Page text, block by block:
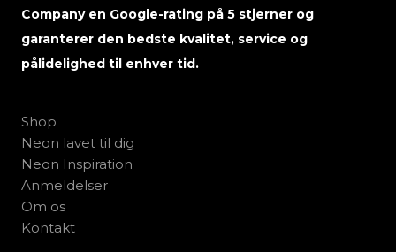
Company en Google-rating på 5 stjerner og
garanterer den bedste kvalitet, service og
pålidelighed til enhver tid.
Shop
Neon lavet til dig
Neon Inspiration
Anmeldelser
Om os
Kontakt